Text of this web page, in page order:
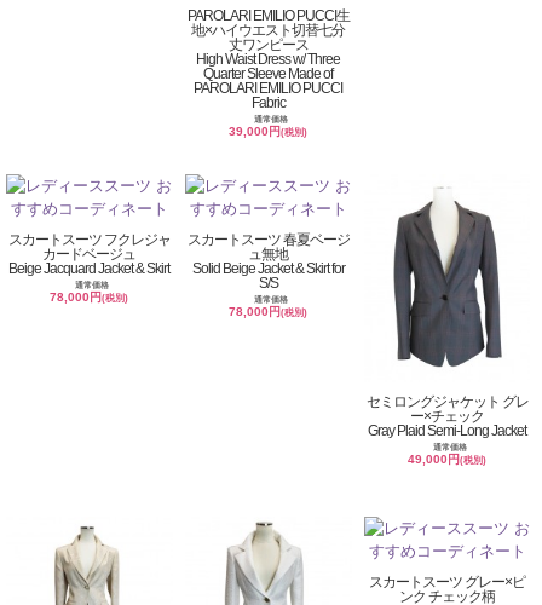
PAROLARI EMILIO PUCCI生
地×ハイウエスト切替七分
丈ワンピース
High Waist Dress w/ Three
Quarter Sleeve Made of
PAROLARI EMILIO PUCCI
Fabric
通常価格
39,000円(税別)
スカートスーツ フクレジャ
カードベージュ
Beige Jacquard Jacket & Skirt
通常価格
78,000円(税別)
スカートスーツ 春夏ベージ
ュ無地
Solid Beige Jacket & Skirt for
S/S
通常価格
78,000円(税別)
セミロングジャケット グレ
ー×チェック
Gray Plaid Semi-Long Jacket
通常価格
49,000円(税別)
スカートスーツ グレー×ピ
ンク チェック柄